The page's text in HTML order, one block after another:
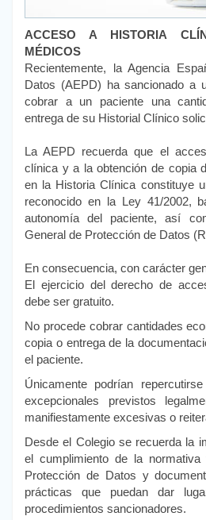
ACCESO A HISTORIA
MÉDICOS
Recientemente, la Agencia
Datos (AEPD) ha sancionado a
cobrar a un paciente una
entrega de su Historial Clínico
La AEPD recuerda que el
clínica y a la obtención de copia
en la Historia Clínica constituye
reconocido en la Ley 41/2002,
autonomía del paciente, así
General de Protección de Datos
En consecuencia, con carácter
El ejercicio del derecho de
debe ser gratuito.
No procede cobrar cantidades
copia o entrega de la
el paciente.
Únicamente podrían
excepcionales previstos
manifiestamente excesivas o
Desde el Colegio se recuerda la
el cumplimiento de la
Protección de Datos y
prácticas que puedan dar
procedimientos sancionadores.